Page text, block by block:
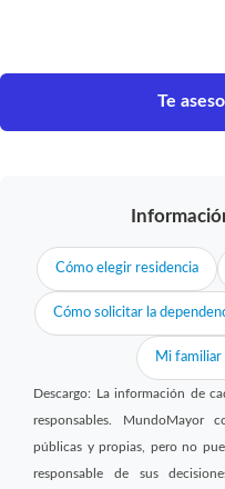
Te
Cómo elegir residencia
Cómo solicitar la
Mi familiar
Descargo: La información de
responsables. MundoMayor
públicas y propias, pero no
responsable de sus